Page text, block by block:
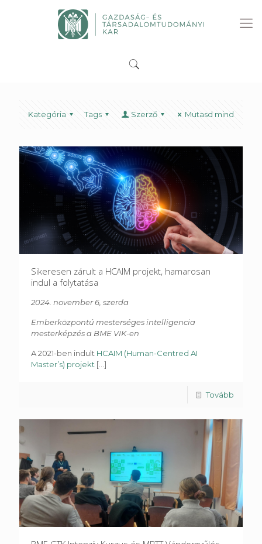
Kategória Tags Szerző Mutasd mind
Sikeresen zárult a HCAIM projekt, hamarosan
indul a folytatása
2024. november 6, szerda
Emberközpontú mesterséges intelligencia
mesterképzés a BME VIK-en
A 2021-ben indult HCAIM (Human-Centred AI
Master’s) projekt [...]
Tovább